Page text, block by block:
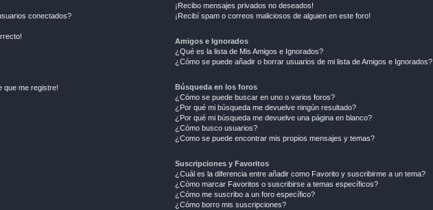
conectados?
que me registre!
¡Recibo mensajes privados no deseados!
¡Recibí spam o correos maliciosos de alguien en este foro!
Amigos e Ignorados
¿Qué es la lista de Mis Amigos e Ignorados?
¿Cómo se puede añadir o borrar usuarios de mi lista de Amigos e Ignorados?
Búsqueda en los foros
¿Cómo se puede buscar en uno o varios foros?
¿Por qué mi búsqueda me devuelve ningún resultado?
¿Por qué mi búsqueda me devuelve una página en blanco?
¿Cómo busco usuarios?
¿Como se puede encontrar mis propios mensajes y temas?
Suscripciones y Favoritos
¿Cuál es la diferencia entre añadir como Favorito y suscribirme a un tema?
¿Cómo marcar Favoritos o suscribirse a temas específicos?
¿Cómo me suscribo a un foro específico?
¿Cómo borro mis suscripciones?